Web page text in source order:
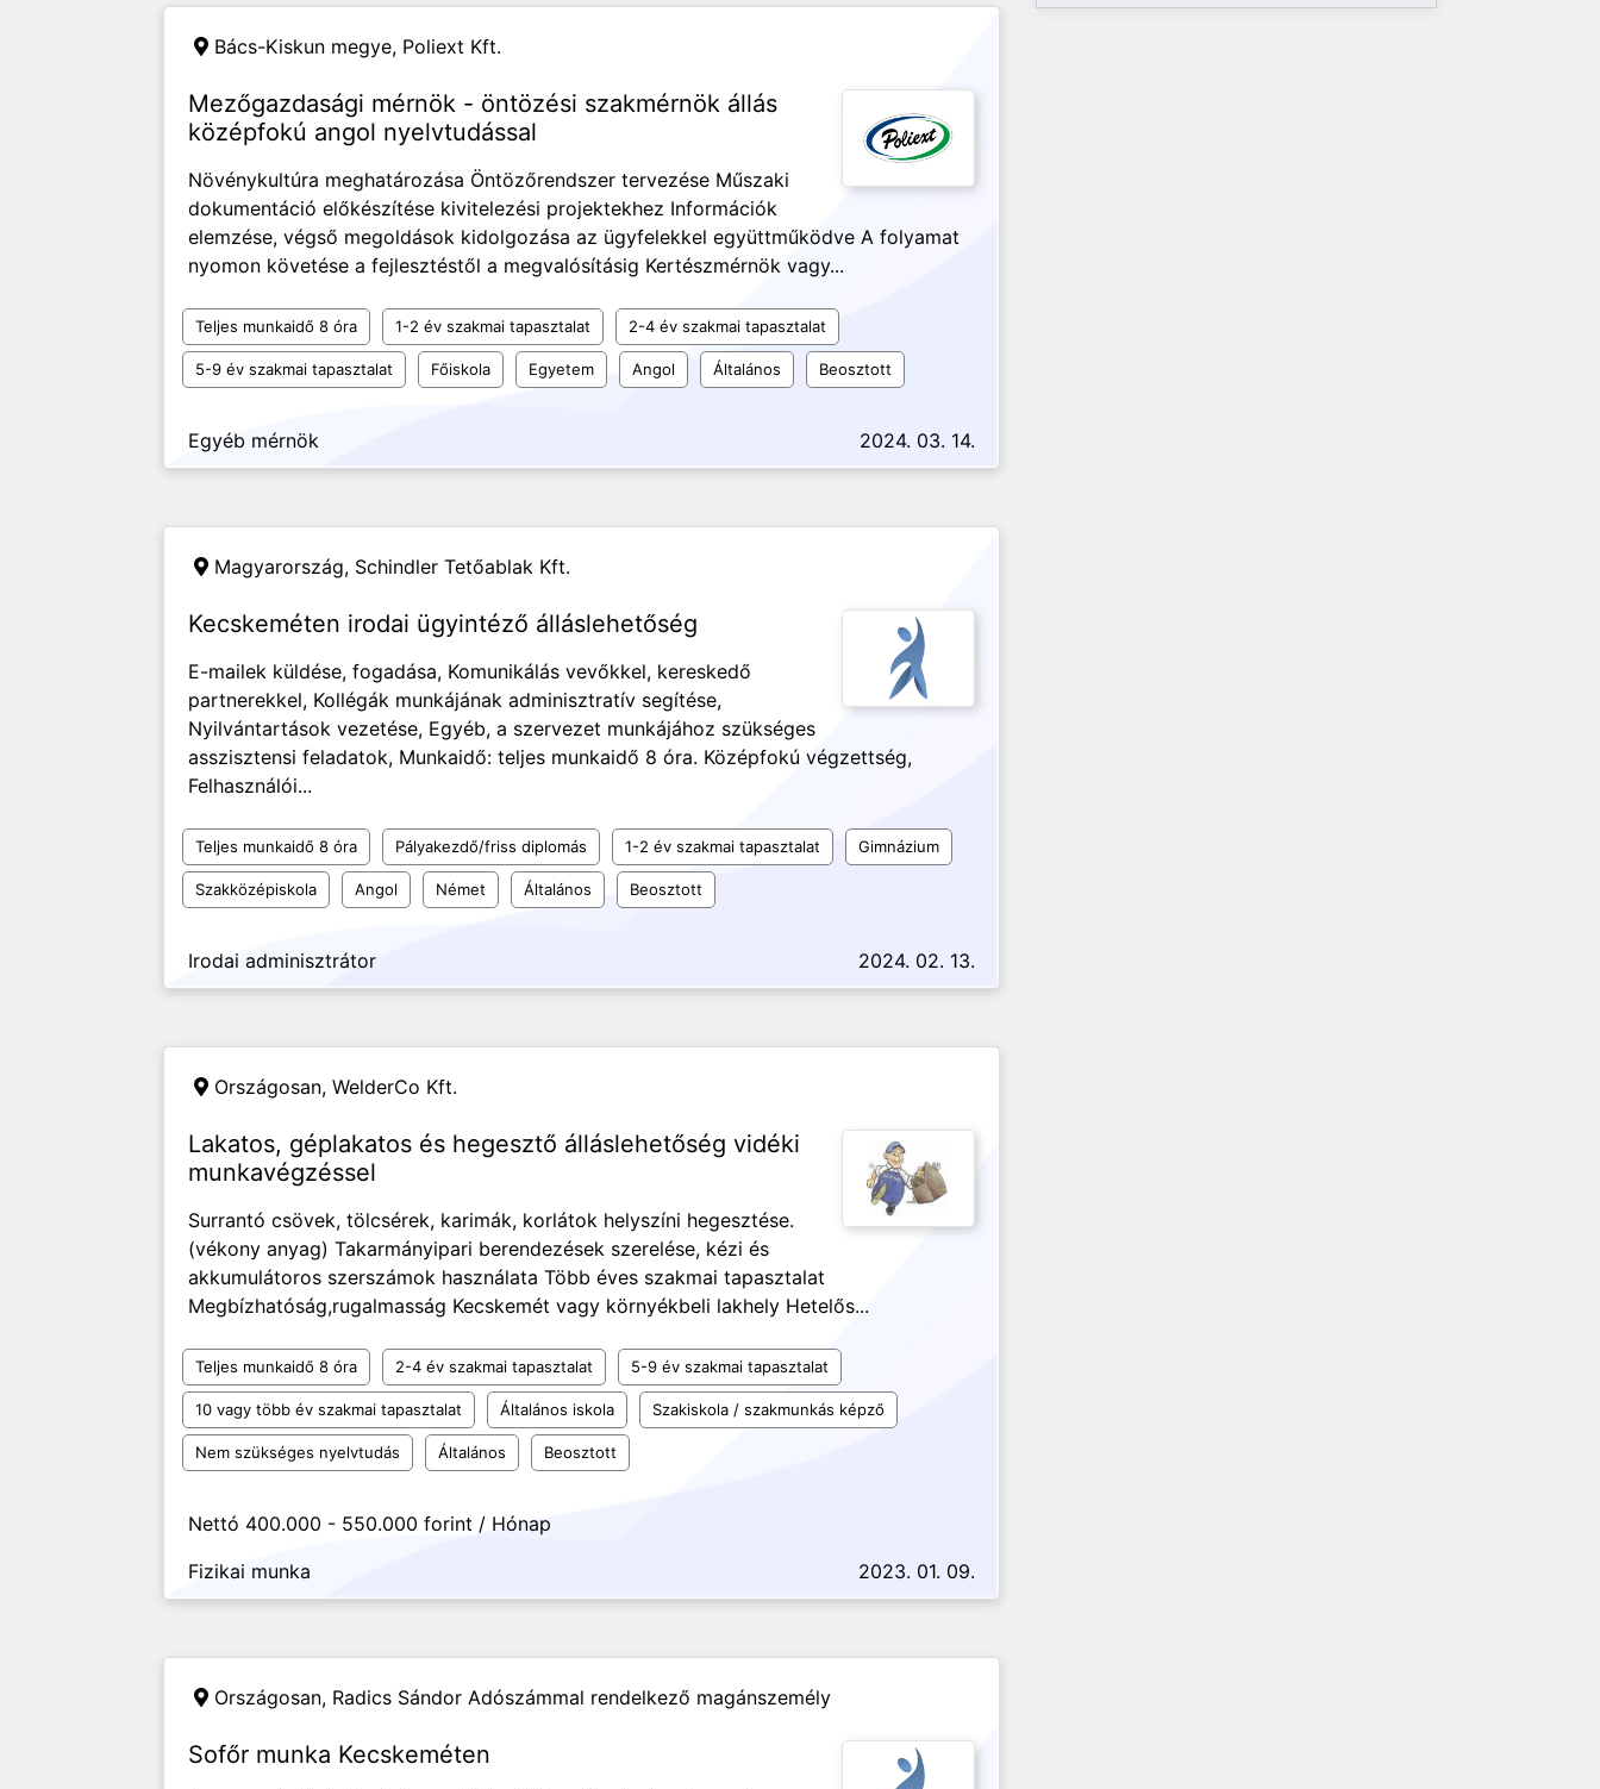
Bács-Kiskun megye, Poliext Kft.
Mezőgazdasági mérnök - öntözési szakmérnök állás
középfokú angol nyelvtudással
Növénykultúra meghatározása Öntözőrendszer tervezése Műszaki
dokumentáció előkészítése kivitelezési projektekhez Információk
elemzése, végső megoldások kidolgozása az ügyfelekkel együttműködve A folyamat
nyomon követése a fejlesztéstől a megvalósításig Kertészmérnök vagy...
Teljes munkaidő 8 óra 1-2 év szakmai tapasztalat 2-4 év szakmai tapasztalat
5-9 év szakmai tapasztalat Főiskola Egyetem Angol Általános Beosztott
Egyéb mérnök 2024. 03. 14.
Magyarország, Schindler Tetőablak Kft.
Kecskeméten irodai ügyintéző álláslehetőség
E-mailek küldése, fogadása, Komunikálás vevőkkel, kereskedő
partnerekkel, Kollégák munkájának adminisztratív segítése,
Nyilvántartások vezetése, Egyéb, a szervezet munkájához szükséges
asszisztensi feladatok, Munkaidő: teljes munkaidő 8 óra. Középfokú végzettség,
Felhasználói...
Teljes munkaidő 8 óra Pályakezdő/friss diplomás 1-2 év szakmai tapasztalat Gimnázium
Szakközépiskola Angol Német Általános Beosztott
Irodai adminisztrátor 2024. 02. 13.
Országosan, WelderCo Kft.
Lakatos, géplakatos és hegesztő álláslehetőség vidéki
munkavégzéssel
Surrantó csövek, tölcsérek, karimák, korlátok helyszíni hegesztése.
(vékony anyag) Takarmányipari berendezések szerelése, kézi és
akkumulátoros szerszámok használata Több éves szakmai tapasztalat
Megbízhatóság,rugalmasság Kecskemét vagy környékbeli lakhely Hetelős...
Teljes munkaidő 8 óra 2-4 év szakmai tapasztalat 5-9 év szakmai tapasztalat
10 vagy több év szakmai tapasztalat Általános iskola Szakiskola / szakmunkás képző
Nem szükséges nyelvtudás Általános Beosztott
Nettó 400.000 - 550.000 forint / Hónap
Fizikai munka
2023. 01. 09.
Országosan, Radics Sándor Adószámmal rendelkező magánszemély
Sofőr munka Kecskeméten